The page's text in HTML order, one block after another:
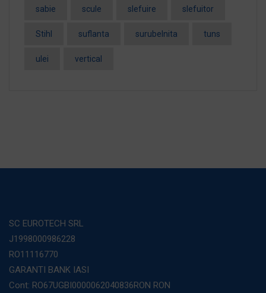
sabie scule slefuire slefuitor
Stihl suflanta surubelnita tuns
ulei vertical
SC EUROTECH SRL
J1998000986228
RO11116770
GARANTI BANK IASI
Cont: RO67UGBI0000062040836RON RON